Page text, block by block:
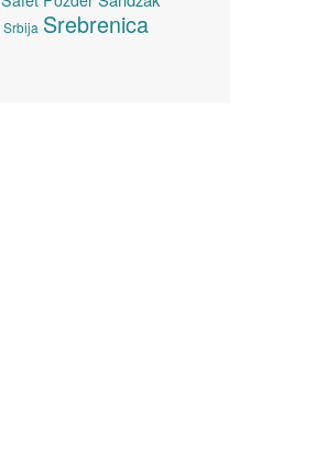
Srbija Srebrenica